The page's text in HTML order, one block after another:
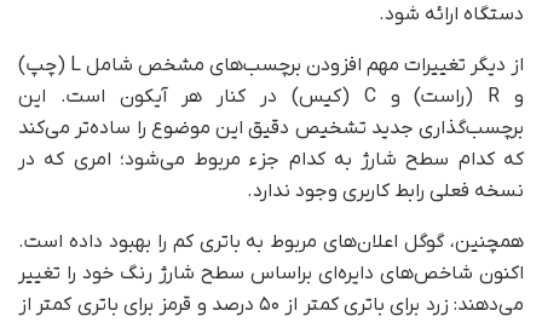
دستگاه ارائه شود.
از دیگر تغییرات مهم افزودن برچسب‌های مشخص شامل L (چپ)
و R (راست) و C (کیس) در کنار هر آیکون است. این
برچسب‌گذاری جدید تشخیص دقیق این موضوع را ساده‌تر می‌کند
که کدام سطح شارژ به کدام جزء مربوط می‌شود؛ امری که در
نسخه فعلی رابط کاربری وجود ندارد.
همچنین، گوگل اعلان‌های مربوط به باتری کم را بهبود داده است.
اکنون شاخص‌های دایره‌ای براساس سطح شارژ رنگ خود را تغییر
می‌دهند: زرد برای باتری کمتر از ۵۰ درصد و قرمز برای باتری کمتر از